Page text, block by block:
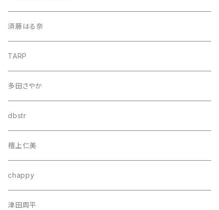
須藤はる奈
TARP
多田さやか
dbstr
檀上仁美
chappy
津田周平